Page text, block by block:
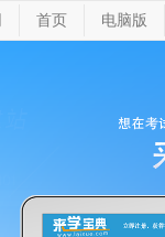
首页 电脑版